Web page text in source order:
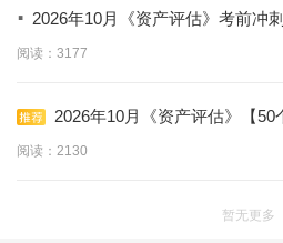
· 2026年10月《资产评估》考前冲
阅读：3177
2026年10月《资产评估》【50
阅读：2130
暂无更多